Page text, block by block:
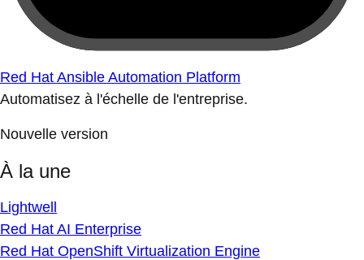
Red Hat Ansible Automation Platform
Automatisez à l'échelle de l'entreprise.
Nouvelle version
À la une
Lightwell
Red Hat AI Enterprise
Red Hat OpenShift Virtualization Engine